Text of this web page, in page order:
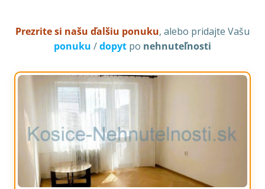
Prezrite si našu ďalšiu ponuku, alebo pridajte Vašu
ponuku /dopyt po nehnuteľnosti